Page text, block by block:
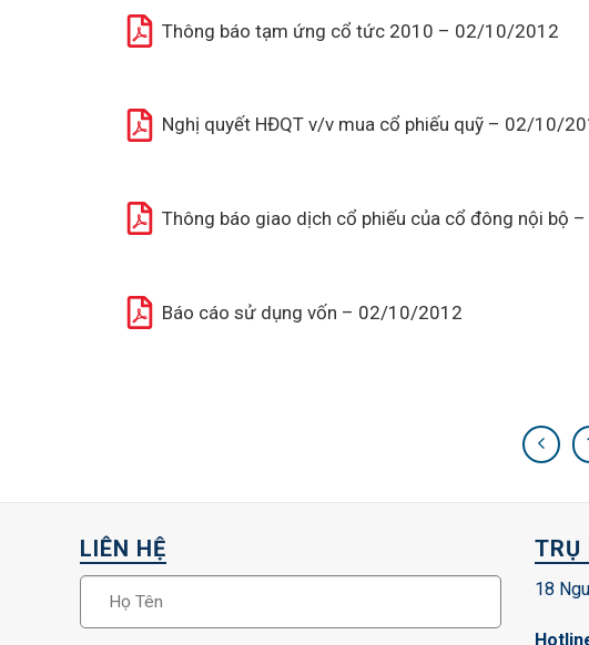
Thông báo tạm ứng cổ tức 2010 – 02/10/2012
Nghị quyết HĐQT v/v mua cổ phiếu quỹ – 02/10/
Thông báo giao dịch cổ phiếu của cổ đông nội bộ
Báo cáo sử dụng vốn – 02/10/2012
LIÊN HỆ TRỤ
18